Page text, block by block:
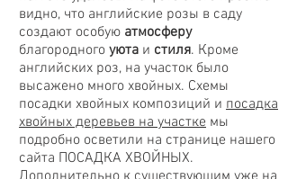
видно, что английские розы в саду
создают особую атмосферу
благородного уюта и стиля. Кроме
английских роз, на участок было
высажено много хвойных. Схемы
посадки хвойных композиций и посадка
хвойных деревьев на участке мы
подробно осветили на странице нашего
сайта ПОСАДКА ХВОЙНЫХ.